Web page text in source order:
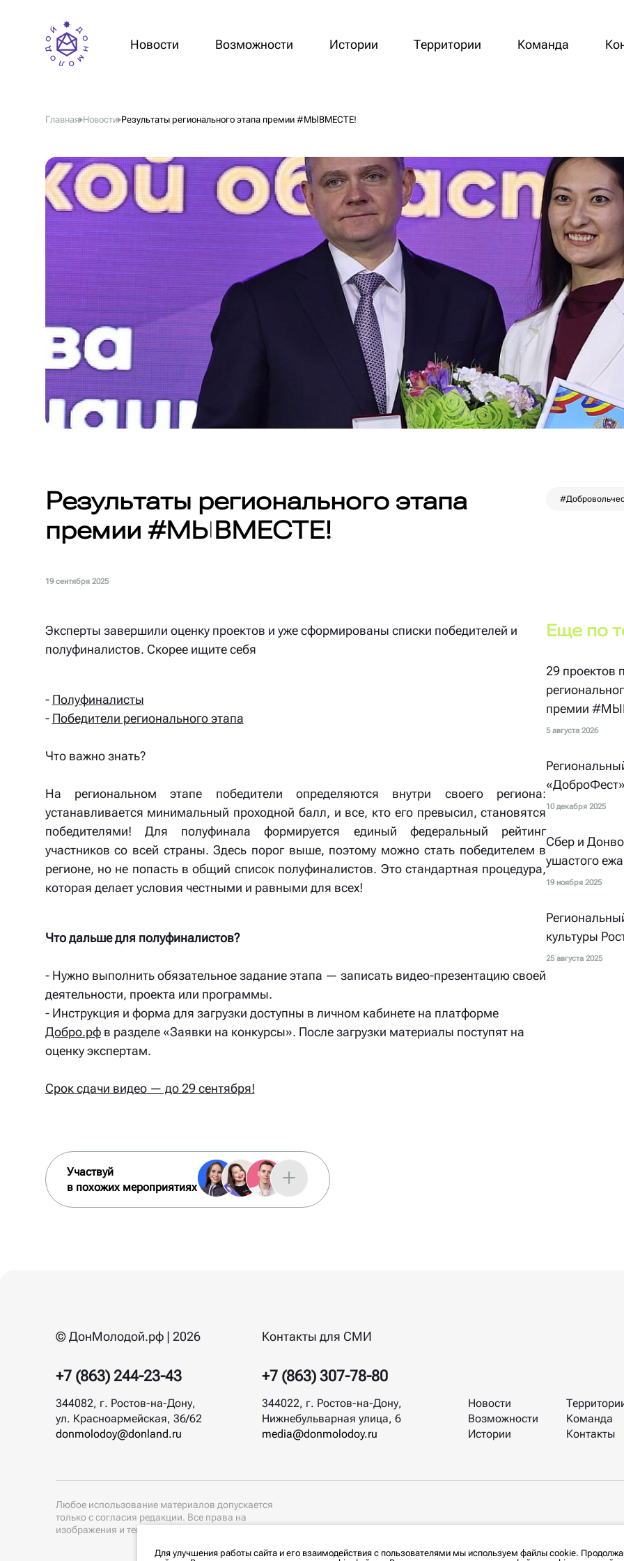
Новости Возможности Истории Территории Команда
Главная Новости Результаты регионального этапа премии #МЫВМЕСТЕ!
Результаты регионального этапа
премии #МЫВМЕСТЕ!
19 сентября 2025
Эксперты завершили оценку проектов и уже сформированы списки победителей и
полуфиналистов. Скорее ищите себя
- Полуфиналисты
- Победители регионального этапа
Что важно знать?
На региональном этапе победители определяются внутри своего региона:
устанавливается минимальный проходной балл, и все, кто его превысил, становятся
победителями! Для полуфинала формируется единый федеральный рейтинг
участников со всей страны. Здесь порог выше, поэтому можно стать победителем в
регионе, но не попасть в общий список полуфиналистов. Это стандартная процедура,
которая делает условия честными и равными для всех!
Что дальше для полуфиналистов?
- Нужно выполнить обязательное задание этапа — записать видео-презентацию своей
деятельности, проекта или программы.
- Инструкция и форма для загрузки доступны в личном кабинете на платформе
Добро.рфв разделе «Заявки на конкурсы». После загрузки материалы поступят на
оценку экспертам.
Срок сдачи видео — до 29 сентября!
Еще по
29 проектов
премии
5 августа 2026
10 декабря 2025
Сбер и
ушастого
19 ноября 2025
культуры
25 августа 2025
Участвуй
в похожих мероприятиях
© ДонМолодой.рф | 2026
+7 (863) 244-23-43
344082, г. Ростов-на-Дону,
ул. Красноармейская, 36/62
donmolodoy@donland.ru
Контакты для СМИ
+7 (863) 307-78-80
344022, г. Ростов-на-Дону,
Нижнебульварная улица, 6
media@donmolodoy.ru
Новости
Возможности
Истории
Команда
Контакты
Любое использование материалов допускается
только с согласия редакции. Все права на
изображения и тексты принадлежат их авторам.
Для улучшения работы сайта и его взаимодействия с пользователями мы используем файлы cookie.